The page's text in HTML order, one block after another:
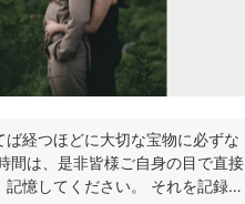
ば経つほどに大切な宝物に必ずな
間は、是非皆様ご自身の目で直接
記憶してください。 それを記録す